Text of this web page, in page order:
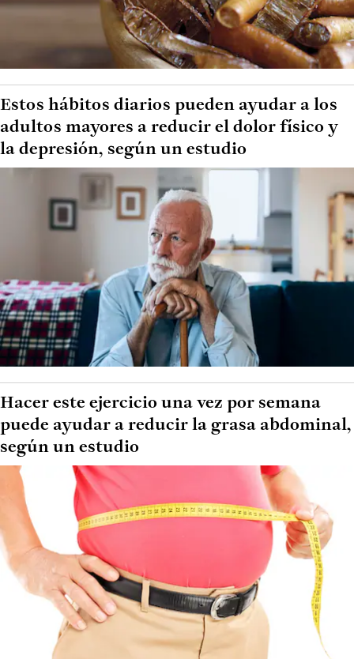
Estos hábitos diarios pueden ayudar a los
adultos mayores a reducir el dolor físico y
la depresión, según un estudio
Hacer este ejercicio una vez por semana
puede ayudar a reducir la grasa abdominal,
según un estudio